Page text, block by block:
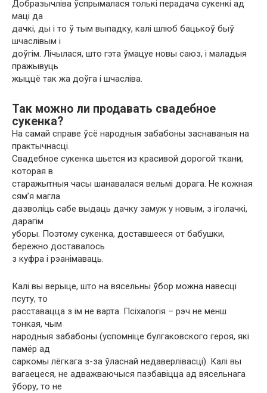
Добразычліва ўспрымалася толькі перадача сукенкі ад
маці да
дачкі, ды і то ў тым выпадку, калі шлюб бацькоў быў
шчаслівым і
доўгім. Лічылася, што гэта ўмацуе новы саюз, і маладыя
пражывуць
жыццё так жа доўга і шчасліва.
Так можно ли продавать свадебное
сукенка?
На самай справе ўсё народныя забабоны заснаваныя на
практычнасці.
Свадебное сукенка шьется из красивой дорогой ткани,
которая в
старажытныя часы шанавалася вельмі дорага. Не кожная
сям’я магла
дазволіць сабе выдаць дачку замуж у новым, з іголачкі,
дарагім
уборы. Поэтому сукенка, доставшееся от бабушки,
бережно доставалось
з куфра і рэанімаваць.
Калі вы верыце, што на вясельны ўбор можна навесці
псуту, то
расставацца з ім не варта. Псіхалогія – рэч не менш
тонкая, чым
народныя забабоны (успомніце булгаковского героя, які
памёр ад
саркомы лёгкага з-за ўласнай недаверлівасці). Калі вы
вагаецеся, не адважваючыся пазбавіцца ад вясельнага
ўбору, то не